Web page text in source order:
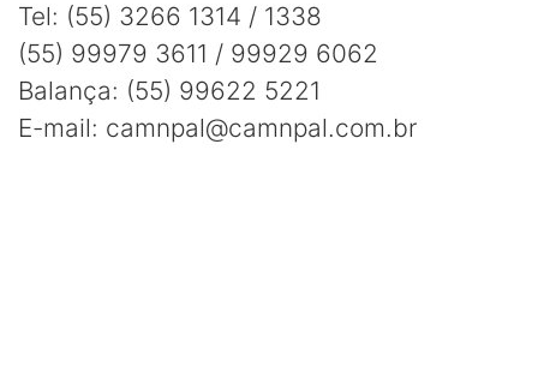
Tel: (55) 3266 1314 / 1338
(55) 99979 3611 / 99929 6062
Balança: (55) 99622 5221
E-mail: camnpal@camnpal.com.br